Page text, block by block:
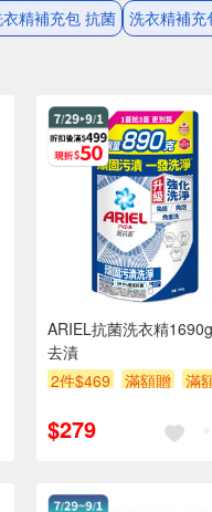
精補充包 抗菌 洗衣精補充
ARIEL抗菌洗衣精
去漬
2件$469
滿額贈
滿
$279